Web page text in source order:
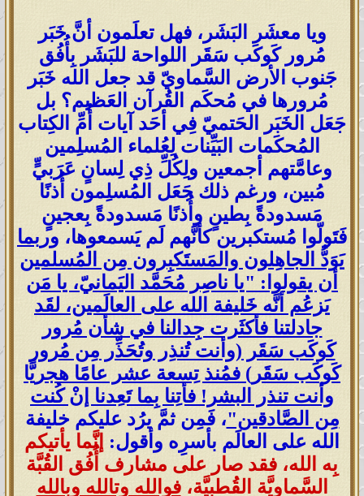
ويا معشَر البَشَر، فهل تعلَمون أنَّ خَبَر
مُرور كَوكَب سَقَر اللواحة للبَشَر بِأُفُق
جَنوب الأرض السَّماويّ قد جعل الله خَبَر
مُرورها في مُحكَم القُرآن العَظيم؟ بل
جَعَل الخَبَر الحَتميّ فِي أحَد آيات أُمِّ الكِتاب
المُحكَمات البَيِّنات لِعُلماء المُسلِمين
وعامَّتهم أجمعين ولِكُلِّ ذِي لِسانٍ عَرَبيٍّ
مُبين، ورغم ذلك جَعَل المُسلِمون أُذنًا
مَسدودةً بِطينٍ وأُذنًا مَسدودةً بِعجينٍ
فَتَولّوا مُستكبرين كأنَّهم لَم يَسمعوها، وربما
يَوَدُّ الجاهِلون والمَستَكبِرون مِن المُسلمين
أن يقولوا: "يا ناصِر مُحَمَّد اليَمانيّ، يا مَن
يَزعُم أنَّه خَليفة الله على العالَمين، لقَد
جادلتنا فأكثَرت جِدالنا في شأن مُرور
كَوكَب سَقَر (وأنت تُنذِر وتُحَذِّر مِن مُرور
كَوكَب سَقَر) فمُنذ تِسعة عشر عامًا هجريًّا
وأنت تنذر البشر! فأتِنا بِما تَعِدنا إنْ كُنت
مِن الصَّادقين"، فَمِن ثمَّ يرُد عليكم خليفة
الله على العالَم بأسرِه وأقول: إنَّما يأتيكم
بِه الله، فقد صار على مشارف أُفُق القُبَّة
السَّماويَّة القُطبيَّة،فوالله وتالله وبالله